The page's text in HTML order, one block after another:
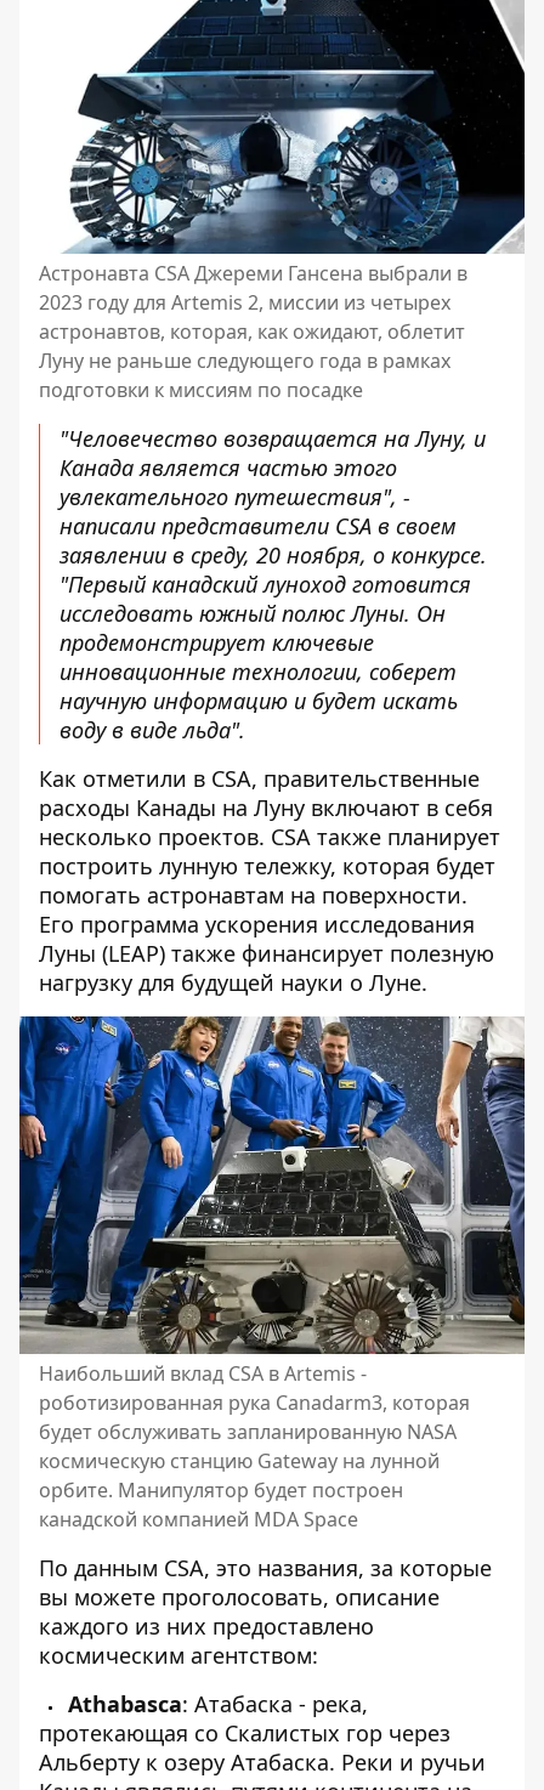
Астронавта CSA Джереми Гансена выбрали в
2023 году для Artemis 2, миссии из четырех
астронавтов, которая, как ожидают, облетит
Луну не раньше следующего года в рамках
подготовки к миссиям по посадке
"Человечество возвращается на Луну, и
Канада является частью этого
увлекательного путешествия", -
написали представители CSA в своем
заявлении в среду, 20 ноября, о конкурсе.
"Первый канадский луноход готовится
исследовать южный полюс Луны. Он
продемонстрирует ключевые
инновационные технологии, соберет
научную информацию и будет искать
воду в виде льда".
Как отметили в CSA, правительственные
расходы Канады на Луну включают в себя
несколько проектов. CSA также планирует
построить лунную тележку, которая будет
помогать астронавтам на поверхности.
Его программа ускорения исследования
Луны (LEAP) также финансирует полезную
нагрузку для будущей науки о Луне.
Наибольший вклад CSA в Artemis -
роботизированная рука Canadarm3, которая
будет обслуживать запланированную NASA
космическую станцию ​​Gateway на лунной
орбите. Манипулятор будет построен
канадской компанией MDA Space
По данным CSA, это названия, за которые
вы можете проголосовать, описание
каждого из них предоставлено
космическим агентством:
Athabasca: Атабаска - река,
протекающая со Скалистых гор через
Альберту к озеру Атабаска. Реки и ручьи